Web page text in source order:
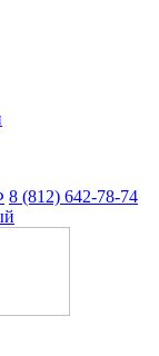
8 (812) 642-78-74